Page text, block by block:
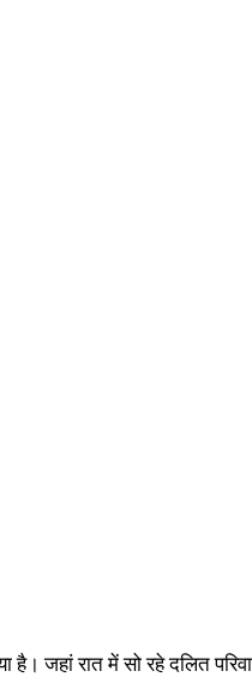
जहां रात में सो रहे दलित